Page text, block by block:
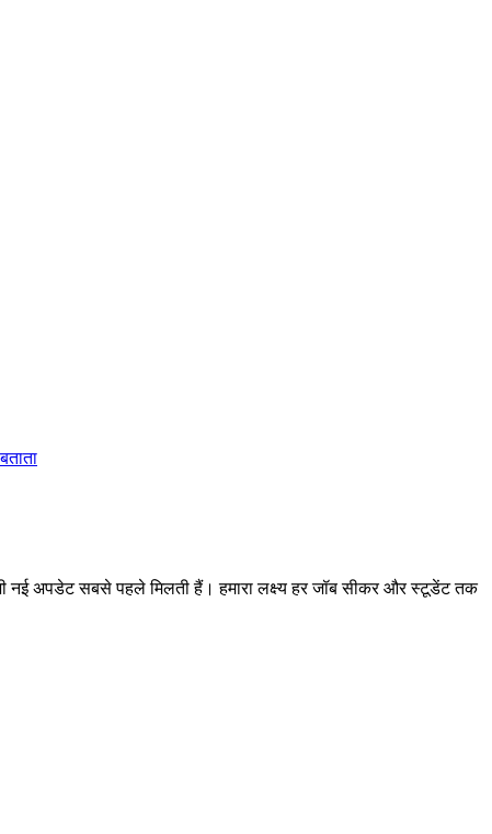
अपडेट सबसे पहले मिलती हैं। हमारा लक्ष्य हर जॉब सीकर और स्टूडेंट तक